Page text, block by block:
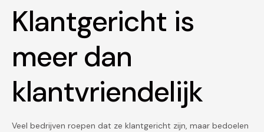
Klantgericht is
meer dan
klantvriendelijk
Veel bedrijven roepen dat ze klantgericht zijn, maar bedoelen